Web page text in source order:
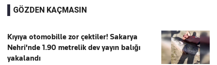
GÖZDEN KAÇMASIN
Kıyıya otomobille zor çektiler! Sakarya
Nehri'nde 1.90 metrelik dev yayın balığı
yakalandı